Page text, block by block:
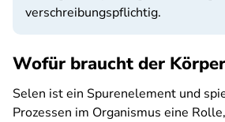
verschreibungspflichtig.
Wofür braucht der
Selen ist ein Spurenelement und
Prozessen im Organismus eine